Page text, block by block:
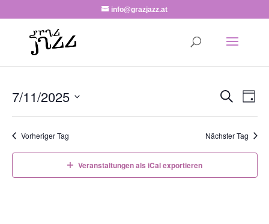
info@grazjazz.at
Suche
Tag
7/11/2025
Vorheriger Tag Nächster Tag
Veranstaltungen als iCal exportieren